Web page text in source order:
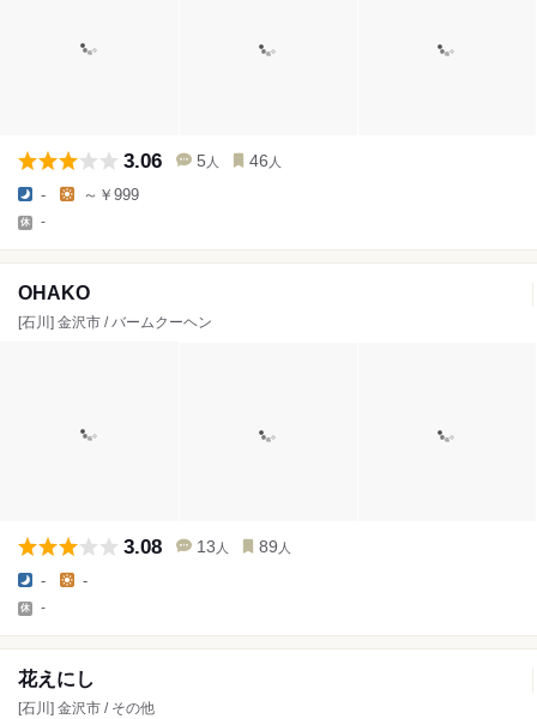
3.06 5 人 46 人
- ～￥999
-
OHAKO
[石川] 金沢市 / バームクーヘン
3.08 13 人 89 人
- -
-
花えにし
[石川] 金沢市 / その他